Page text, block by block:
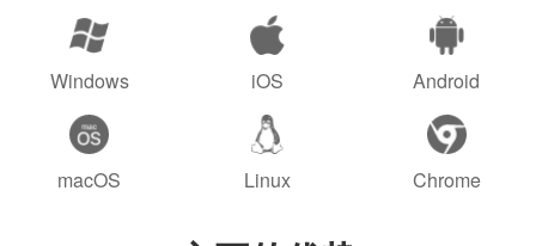
Windows iOS Android
macOS Linux Chrome